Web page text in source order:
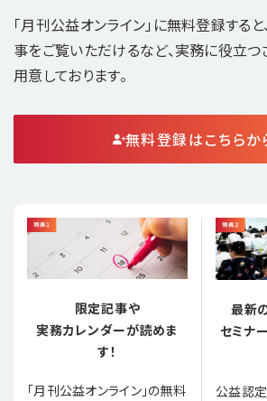
「月刊公益オンライン」に無料登録する
事をご覧いただけるなど、実務に役立
用意しております。
無料登録はこちらか
限定記事や
実務カレンダーが読めま
す！
「月刊公益オンライン」の無料
最新
セミナ
公益認